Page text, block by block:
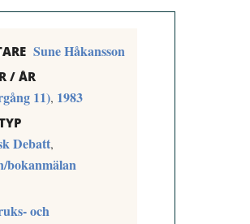
Sune Håkansson
/ ÅR
11), 1983
Debatt,
bokanmälan
och